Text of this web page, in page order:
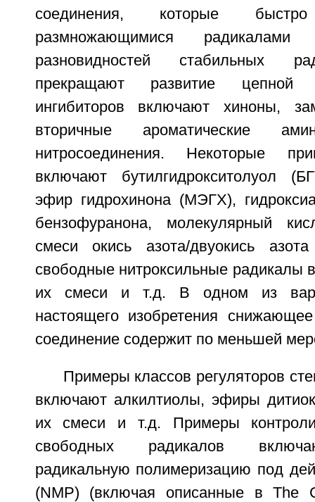
соединения, которые
размножающимися
разновидностей стабильных
прекращают развитие цепной
ингибиторов включают хиноны,
вторичные ароматические
нитросоединения. Некоторые
включают бутилгидрокситолуол
эфир гидрохинона (МЭГХ),
бензофуранона, молекулярный
смеси окись азота/двуокись
свободные нитроксильные радикалы
их смеси и т.д. В одном из
настоящего изобретения
соединение содержит по меньшей
Примеры классов регуляторов
включают алкилтиолы, эфиры
их смеси и т.д. Примеры
свободных радикалов
радикальную полимеризацию под
(NMP) (включая описанные в The